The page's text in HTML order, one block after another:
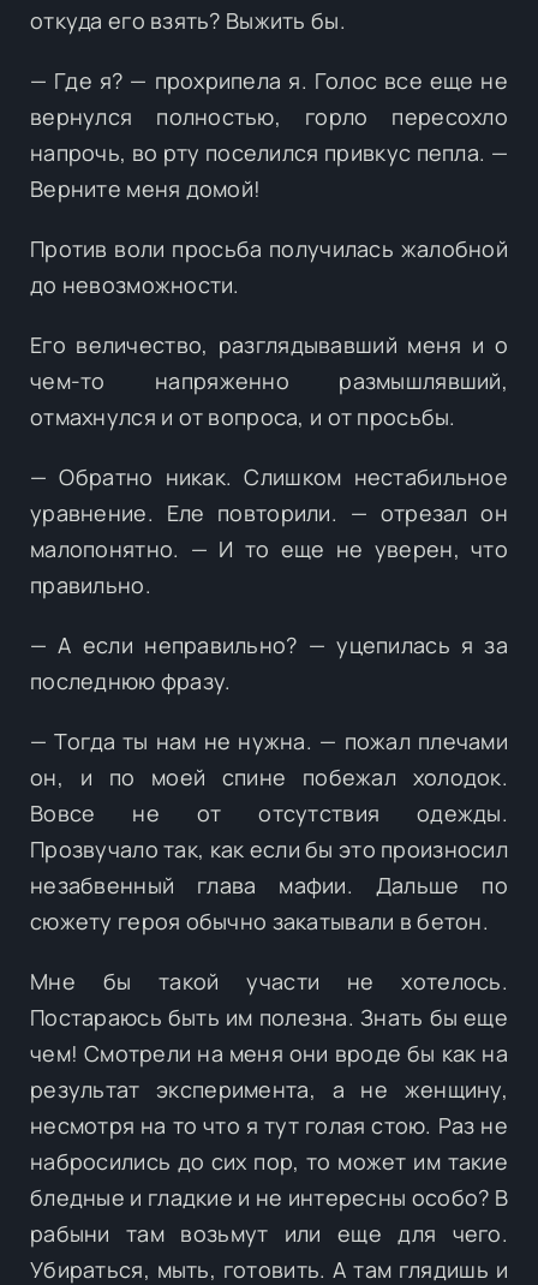
откуда его взять? Выжить бы.
— Где я? — прохрипела я. Голос все еще не
вернулся полностью, горло пересохло
напрочь, во рту поселился привкус пепла. —
Верните меня домой!
Против воли просьба получилась жалобной
до невозможности.
Его величество, разглядывавший меня и о
чем-то напряженно размышлявший,
отмахнулся и от вопроса, и от просьбы.
— Обратно никак. Слишком нестабильное
уравнение. Еле повторили. — отрезал он
малопонятно. — И то еще не уверен, что
правильно.
— А если неправильно? — уцепилась я за
последнюю фразу.
— Тогда ты нам не нужна. — пожал плечами
он, и по моей спине побежал холодок.
Вовсе не от отсутствия одежды.
Прозвучало так, как если бы это произносил
незабвенный глава мафии. Дальше по
сюжету героя обычно закатывали в бетон.
Мне бы такой участи не хотелось.
Постараюсь быть им полезна. Знать бы еще
чем! Смотрели на меня они вроде бы как на
результат эксперимента, а не женщину,
несмотря на то что я тут голая стою. Раз не
набросились до сих пор, то может им такие
бледные и гладкие и не интересны особо? В
рабыни там возьмут или еще для чего.
Убираться, мыть, готовить. А там глядишь и